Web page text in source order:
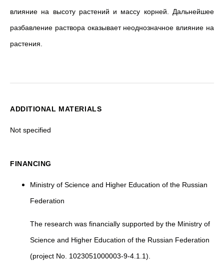
влияние на высоту растений и массу корней. Дальнейшее
разбавление раствора оказывает неоднозначное влияние на
растения.
ADDITIONAL MATERIALS
Not specified
FINANCING
Ministry of Science and Higher Education of the Russian
Federation
The research was financially supported by the Ministry of
Science and Higher Education of the Russian Federation
(project No. 1023051000003-9-4.1.1).